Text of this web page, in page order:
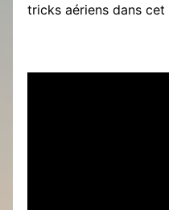
tricks aériens dans